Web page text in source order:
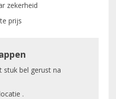
zekerheid
prijs
stuk bel gerust na
.